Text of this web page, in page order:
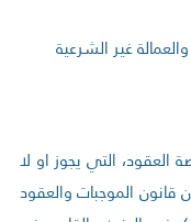
غير الشرعية
التي يجوز او لا
نجد ان قانون الموجبات والعقود